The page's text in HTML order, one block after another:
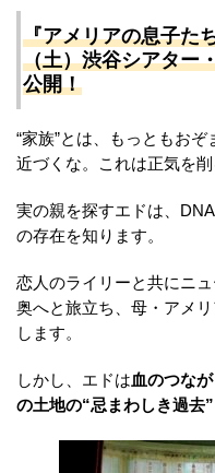
『アメリアの息子た
（土）渋谷シアター
公開！
“家族”とは、もっともお
近づくな。これは正気を
実の親を探すエドは、
の存在を知ります。
恋人のライリーと共にニ
奥へと旅立ち、母・アメ
します。
しかし、エドは血のつな
の土地の“忌まわしき過去”